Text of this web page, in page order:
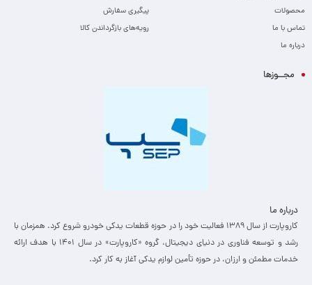
محصولات
تماس با ما
درباره ما
پیگیری سفارش
رویه‌های بازگرداندن کالا
مجــوزها
درباره ما
کاروپارت از سال ۱۳۸۹ فعالیت خود را در حوزه قطعات یدکی خودرو شروع کرد. همزمان با
رشد و توسعه فناوری در دنیای دیجیتال، گروه «کاروپارت» در سال ۱۴۰۱ با هدف ارائه
خدمات مطمئن و ارزان، ­در حوزه تأمین لوازم یدکی آغاز به کار کرد.